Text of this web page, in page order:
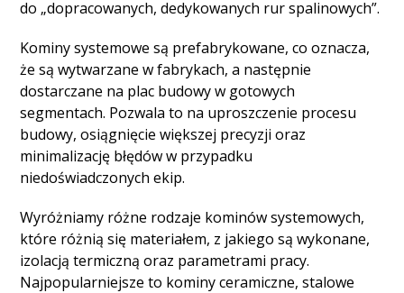
do „dopracowanych, dedykowanych rur spalinowych”.
Kominy systemowe są prefabrykowane, co oznacza,
że są wytwarzane w fabrykach, a następnie
dostarczane na plac budowy w gotowych
segmentach. Pozwala to na uproszczenie procesu
budowy, osiągnięcie większej precyzji oraz
minimalizację błędów w przypadku
niedoświadczonych ekip.
Wyróżniamy różne rodzaje kominów systemowych,
które różnią się materiałem, z jakiego są wykonane,
izolacją termiczną oraz parametrami pracy.
Najpopularniejsze to kominy ceramiczne, stalowe